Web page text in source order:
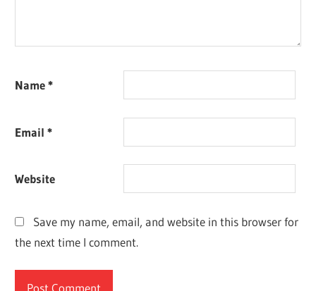
Name*
Email*
Website
Save my name, email, and website in this browser for
the next time I comment.